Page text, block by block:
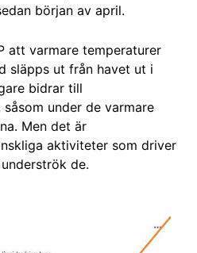
början av april.
att varmare temperaturer
släpps ut från havet ut i
bidrar till
under de varmare
Men det är
aktiviteter som driver
de.